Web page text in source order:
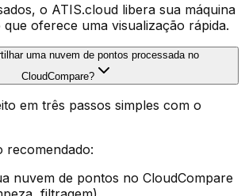
o ATIS.cloud libera sua máquina
oferece uma visualização rápida.
uma nuvem de pontos processada no
CloudCompare?
em três passos simples com o
recomendado:
nuvem de pontos no CloudCompare